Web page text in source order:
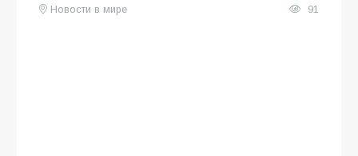
Новости в мире
91